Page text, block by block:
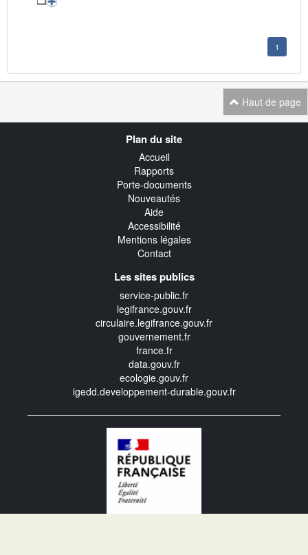
1
Haut de page
Plan du site
Accueil
Rapports
Porte-documents
Nouveautés
Aide
Accessibilité
Mentions légales
Contact
Les sites publics
service-public.fr
legifrance.gouv.fr
circulaire.legifrance.gouv.fr
gouvernement.fr
france.fr
data.gouv.fr
ecologie.gouv.fr
igedd.developpement-durable.gouv.fr